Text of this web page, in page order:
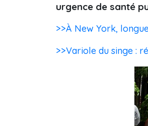
urgence de santé
>>À New York,
>>Variole du singe :